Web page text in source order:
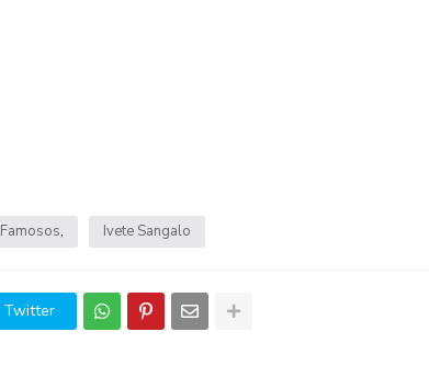
Famosos Ivete Sangalo
Twitter